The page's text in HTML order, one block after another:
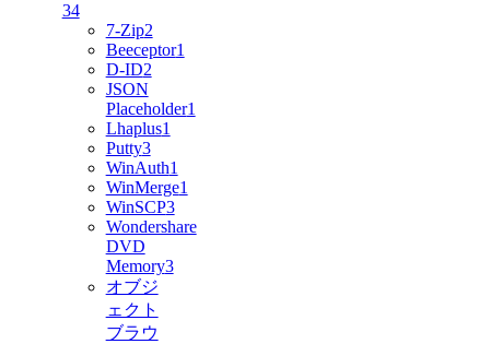
34
7-Zip2
Beeceptor1
D-ID2
JSON
Placeholder1
Lhaplus1
Putty3
WinAuth1
WinMerge1
WinSCP3
Wondershare
DVD
Memory3
オブジ
ェクト
ブラウ